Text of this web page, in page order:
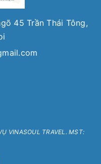
45 Trần Thái Tông,
VINASOUL TRAVEL. MST: